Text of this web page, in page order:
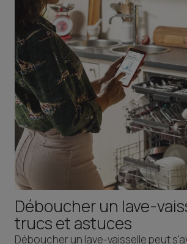
Déboucher un lave-
trucs et astuces
Déboucher un lave-vaisselle peut